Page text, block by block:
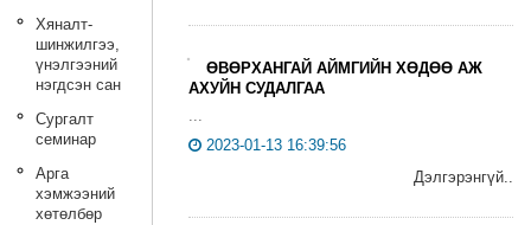
Хяналт-
шинжилгээ,
үнэлгээний
нэгдсэн сан
Сургалт
семинар
Арга
хэмжээний
хөтөлбөр
ӨВӨРХАНГАЙ АЙМГИЙН ХӨДӨӨ АЖ
АХУЙН СУДАЛГАА
2023-01-13 16:39:56
Дэлгэрэнгүй..